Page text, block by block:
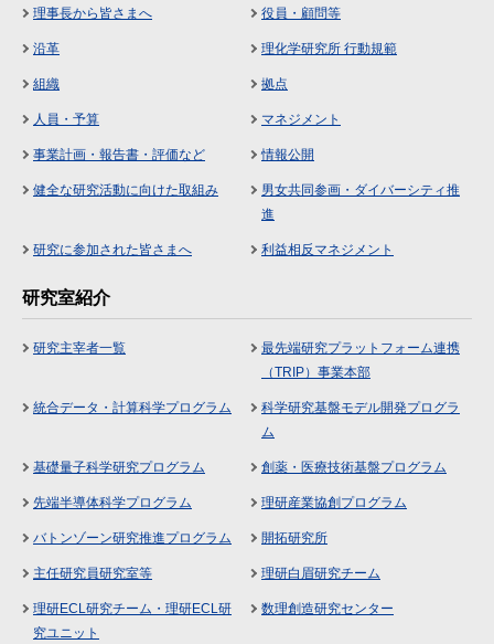
理事長から皆さまへ 役員・顧問等
沿革 理化学研究所 行動規範
組織 拠点
人員・予算 マネジメント
事業計画・報告書・評価など 情報公開
健全な研究活動に向けた取組み
男女共同参画・ダイバーシティ推
進
研究に参加された皆さまへ 利益相反マネジメント
研究室紹介
研究主宰者一覧
最先端研究プラットフォーム連携
（TRIP）事業本部
統合データ・計算科学プログラム
科学研究基盤モデル開発プログラ
ム
基礎量子科学研究プログラム 創薬・医療技術基盤プログラム
先端半導体科学プログラム 理研産業協創プログラム
バトンゾーン研究推進プログラム 開拓研究所
主任研究員研究室等 理研白眉研究チーム
理研ECL研究チーム・理研ECL研
究ユニット
数理創造研究センター